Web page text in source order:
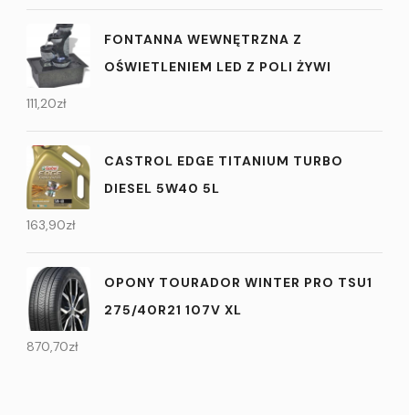
FONTANNA WEWNĘTRZNA Z
OŚWIETLENIEM LED Z POLI ŻYWI
111,20zł
CASTROL EDGE TITANIUM TURBO
DIESEL 5W40 5L
163,90zł
OPONY TOURADOR WINTER PRO TSU1
275/40R21 107V XL
870,70zł